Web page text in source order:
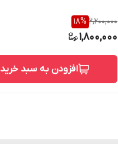
2,200,000
18%
1,800,000
افزودن به سبد خرید